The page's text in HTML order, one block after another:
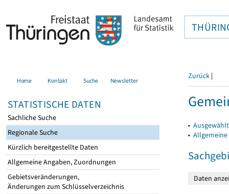
Home Kontakt Suche Newsletter
STATISTISCHE DATEN
Sachliche Suche
Regionale Suche
Kürzlich bereitgestellte Daten
Allgemeine Angaben, Zuordnungen
Gebietsveränderungen,
Änderungen zum Schlüsselverzeichnis
Zurück |
▸
▸